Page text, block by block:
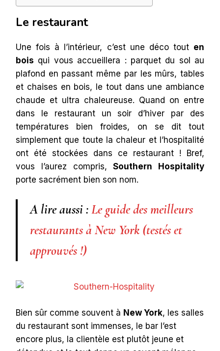
Le restaurant
Une fois à l’intérieur, c’est une déco tout en
bois qui vous accueillera : parquet du sol au
plafond en passant même par les mûrs, tables
et chaises en bois, le tout dans une ambiance
chaude et ultra chaleureuse. Quand on entre
dans le restaurant un soir d’hiver par des
températures bien froides, on se dit tout
simplement que toute la chaleur et l’hospitalité
ont été stockées dans ce restaurant ! Bref,
vous l’aurez compris,Southern Hospitality
porte sacrément bien son nom.
A lire aussi :Le guide des meilleurs
restaurants à New York (testés et
approuvés !)
Bien sûr comme souvent à New York, les salles
du restaurant sont immenses, le bar l’est
encore plus, la clientèle est plutôt jeune et